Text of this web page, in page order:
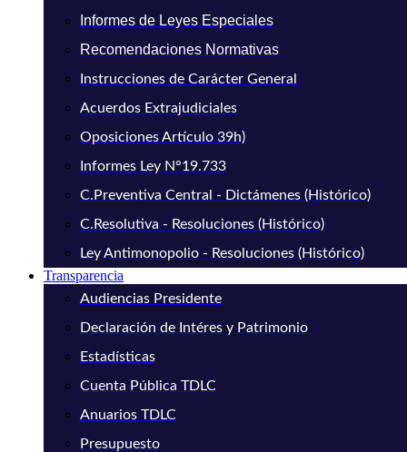
Informes de Leyes Especiales
Recomendaciones Normativas
Instrucciones de Carácter General
Acuerdos Extrajudiciales
Oposiciones Artículo 39h)
Informes Ley N°19.733
C.Preventiva Central - Dictámenes (Histórico)
C.Resolutiva - Resoluciones (Histórico)
Ley Antimonopolio - Resoluciones (Histórico)
Transparencia
Audiencias Presidente
Declaración de Intéres y Patrimonio
Estadísticas
Cuenta Pública TDLC
Anuarios TDLC
Presupuesto